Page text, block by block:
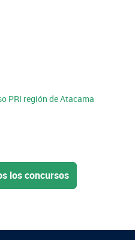
PRI región de Atacama
los concursos